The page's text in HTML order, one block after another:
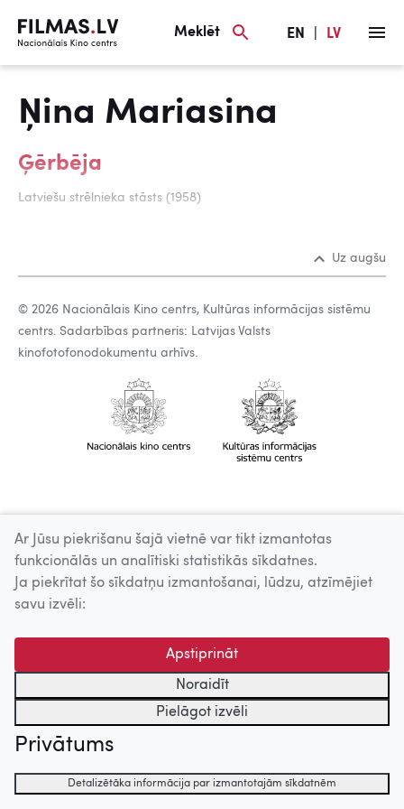
Meklēt EN LV
Ņina Mariasina
Ģērbēja
Latviešu strēlnieka stāsts (1958)
Uz augšu
© 2026 Nacionālais Kino centrs, Kultūras informācijas sistēmu
centrs. Sadarbības partneris: Latvijas Valsts
kinofotofonodokumentu arhīvs.
Ar Jūsu piekrišanu šajā vietnē var tikt izmantotas
funkcionālās un analītiski statistikās sīkdatnes.
Ja piekrītat šo sīkdatņu izmantošanai, lūdzu, atzīmējiet
savu izvēli:
Apstiprināt
Noraidīt
Pielāgot izvēli
Privātums
Detalizētāka informācija par izmantotajām sīkdatnēm